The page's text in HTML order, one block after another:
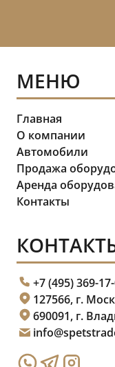
МЕНЮ
Главная
О компании
Автомобили
Продажа
Аренда
Контакты
+7 (495) 369-
127566, г.
690091, г.